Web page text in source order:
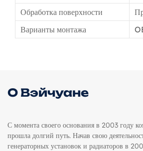
Обработка поверхности
Варианты монтажа
О Вэйчуане
С момента своего основания в 2003 году
прошла долгий путь. Начав свою
генераторных установок и радиаторов в